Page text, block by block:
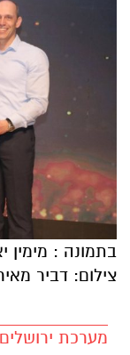
בתמונה : מימין
צילום: דביר
מערכת ירושלים נט /